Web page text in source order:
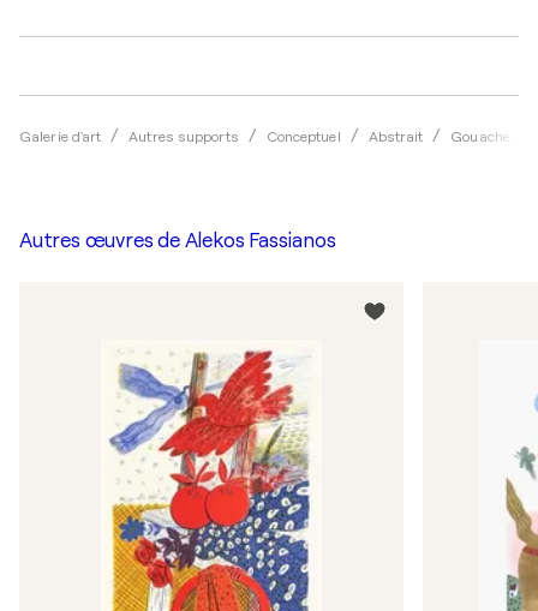
Galerie d'art Autres supports Conceptuel Abstrait Gouache
Autres œuvres de Alekos Fassianos